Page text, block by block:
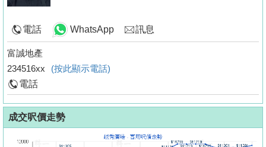
電話 WhatsApp 訊息
富誠地產
234516xx
(按此顯示電話)
電話
成交呎價走勢